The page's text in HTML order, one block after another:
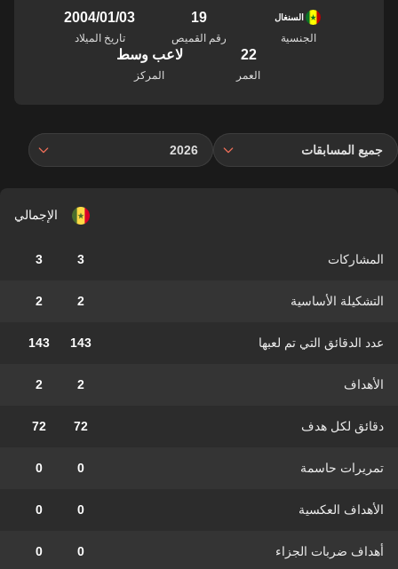
السنغال
الجنسية
19
رقم القميص
03‏/01‏/2004
تاريخ الميلاد
22
العمر
لاعب وسط
المركز
جميع المسابقات 2026
الإجمالي
المشاركات 3
3
التشكيلة الأساسية 2
2
عدد الدقائق التي تم لعبها 143
143
الأهداف 2
2
دقائق لكل هدف 72
72
تمريرات حاسمة 0
0
الأهداف العكسية 0
0
أهداف ضربات الجزاء 0
0